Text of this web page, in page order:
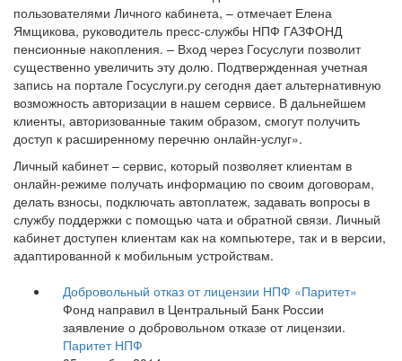
пользователями Личного кабинета, – отмечает Елена
Ямщикова, руководитель пресс-службы НПФ ГАЗФОНД
пенсионные накопления. – Вход через Госуслуги позволит
существенно увеличить эту долю. Подтвержденная учетная
запись на портале Госуслуги.ру сегодня дает альтернативную
возможность авторизации в нашем сервисе. В дальнейшем
клиенты, авторизованные таким образом, смогут получить
доступ к расширенному перечню онлайн-услуг».
Личный кабинет – сервис, который позволяет клиентам в
онлайн-режиме получать информацию по своим договорам,
делать взносы, подключать автоплатеж, задавать вопросы в
службу поддержки с помощью чата и обратной связи. Личный
кабинет доступен клиентам как на компьютере, так и в версии,
адаптированной к мобильным устройствам.
Добровольный отказ от лицензии НПФ «Паритет»
Фонд направил в Центральный Банк России
заявление о добровольном отказе от лицензии.
Паритет НПФ